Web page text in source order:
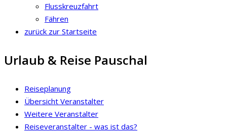
Flusskreuzfahrt
Fähren
zurück zur Startseite
Urlaub & Reise Pauschal
Reiseplanung
Übersicht Veranstalter
Weitere Veranstalter
Reiseveranstalter - was ist das?